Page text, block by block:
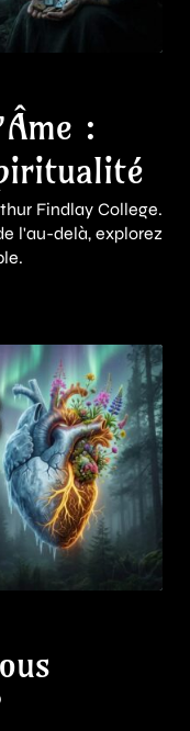
:
Findlay College.
l'au-delà, explorez